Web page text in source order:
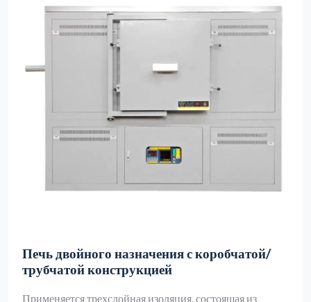
Печь двойного назначения с коробчатой/
трубчатой конструкцией
Применяется трехслойная изоляция, состоящая из